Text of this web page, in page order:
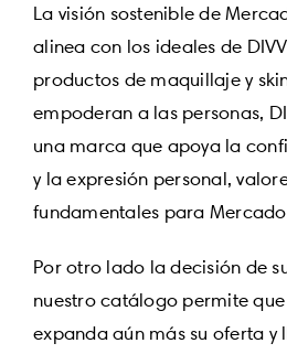
La visión sostenible de
alinea con los ideales de
productos de maquillaje y
empoderan a las personas,
una marca que apoya la
y la expresión personal,
fundamentales para
Por otro lado la decisión de
nuestro catálogo permite
expanda aún más su oferta y